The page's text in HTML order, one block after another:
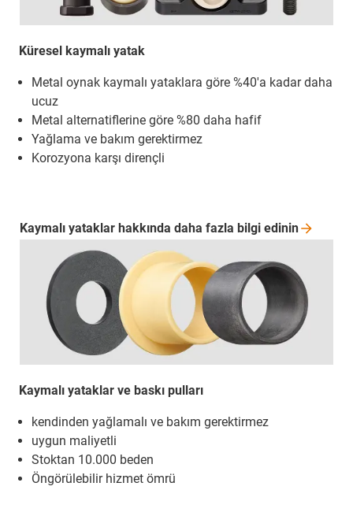
Küresel kaymalı yatak
Metal oynak kaymalı yataklara göre %40'a kadar daha
ucuz
Metal alternatiflerine göre %80 daha hafif
Yağlama ve bakım gerektirmez
Korozyona karşı dirençli
Kaymalı yataklar ve baskı pulları
kendinden yağlamalı ve bakım gerektirmez
uygun maliyetli
Stoktan 10.000 beden
Öngörülebilir hizmet ömrü
Kaymalı yataklar hakkında daha fazla bilgi edinin